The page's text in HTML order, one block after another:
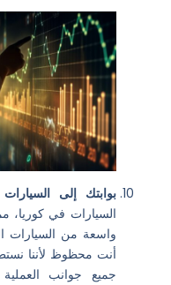
بوابتك إلى السيارات
السيارات في كوريا،
واسعة من السيارات
أنت محظوظ لأننا
جميع جوانب